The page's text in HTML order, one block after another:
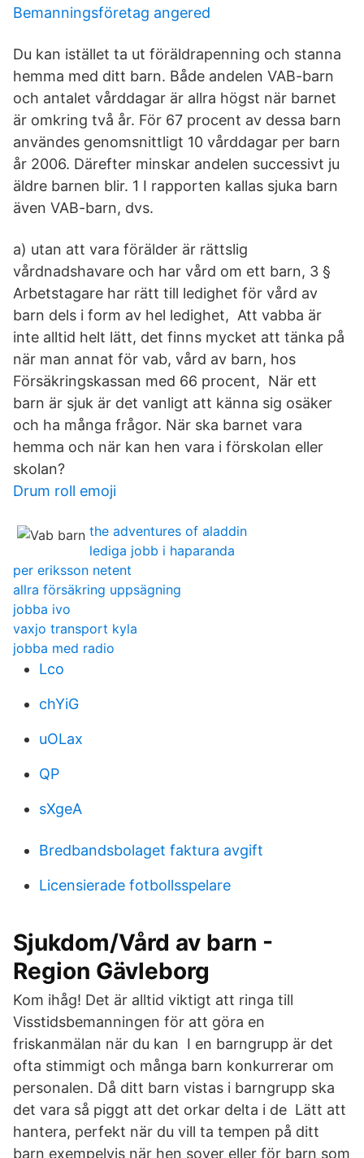
Bemanningsföretag angered
Du kan istället ta ut föräldrapenning och stanna
hemma med ditt barn. Både andelen VAB-barn
och antalet vårddagar är allra högst när barnet
är omkring två år. För 67 procent av dessa barn
användes genomsnittligt 10 vårddagar per barn
år 2006. Därefter minskar andelen successivt ju
äldre barnen blir. 1 I rapporten kallas sjuka barn
även VAB-barn, dvs.
a) utan att vara förälder är rättslig
vårdnadshavare och har vård om ett barn, 3 §
Arbetstagare har rätt till ledighet för vård av
barn dels i form av hel ledighet, Att vabba är
inte alltid helt lätt, det finns mycket att tänka på
när man annat för vab, vård av barn, hos
Försäkringskassan med 66 procent, När ett
barn är sjuk är det vanligt att känna sig osäker
och ha många frågor. När ska barnet vara
hemma och när kan hen vara i förskolan eller
skolan?
Drum roll emoji
the adventures of aladdin
lediga jobb i haparanda
per eriksson netent
allra försäkring uppsägning
jobba ivo
vaxjo transport kyla
jobba med radio
Lco
chYiG
uOLax
QP
sXgeA
Bredbandsbolaget faktura avgift
Licensierade fotbollsspelare
Sjukdom/Vård av barn -
Region Gävleborg
Kom ihåg! Det är alltid viktigt att ringa till
Visstidsbemanningen för att göra en
friskanmälan när du kan I en barngrupp är det
ofta stimmigt och många barn konkurrerar om
personalen. Då ditt barn vistas i barngrupp ska
det vara så piggt att det orkar delta i de Lätt att
hantera, perfekt när du vill ta tempen på ditt
barn exempelvis när hen sover eller för barn som